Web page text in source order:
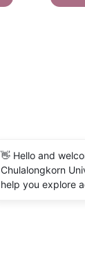
👋 Hello and
Chulalongkorn
help you explore